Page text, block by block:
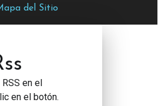
del Sitio
en el
en el botón.